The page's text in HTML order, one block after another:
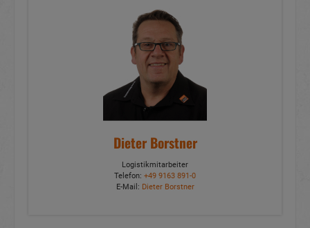
Dieter Borstner
Logistikmitarbeiter
Telefon: +49 9163 891-0
E-Mail: Dieter Borstner